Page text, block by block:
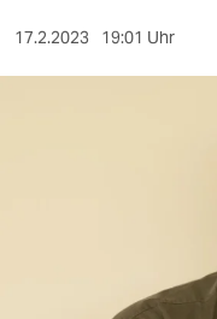
sport
17.2.2023 19:01 Uhr